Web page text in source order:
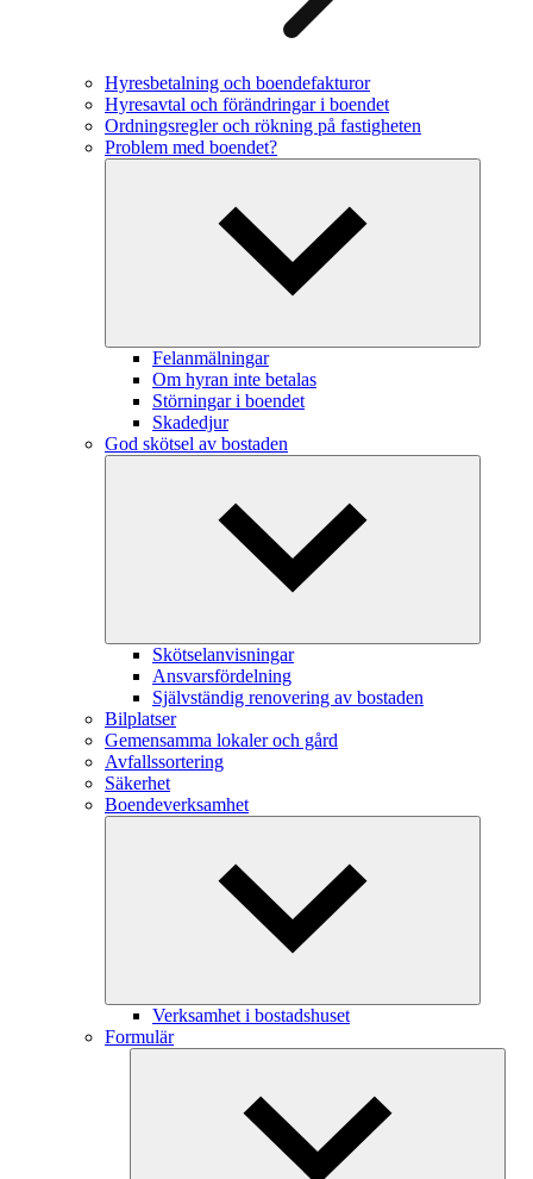
Hyresbetalning och boendefakturor
Hyresavtal och förändringar i boendet
Ordningsregler och rökning på fastigheten
Problem med boendet?
Felanmälningar
Om hyran inte betalas
Störningar i boendet
Skadedjur
God skötsel av bostaden
Skötselanvisningar
Ansvarsfördelning
Självständig renovering av bostaden
Bilplatser
Gemensamma lokaler och gård
Avfallssortering
Säkerhet
Boendeverksamhet
Verksamhet i bostadshuset
Formulär